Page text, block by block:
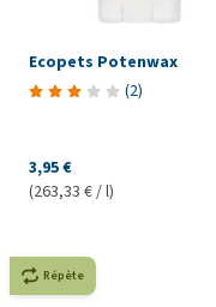
Ecopets Potenwax
(2)
3,95 €
(263,33 € / l)
Répète